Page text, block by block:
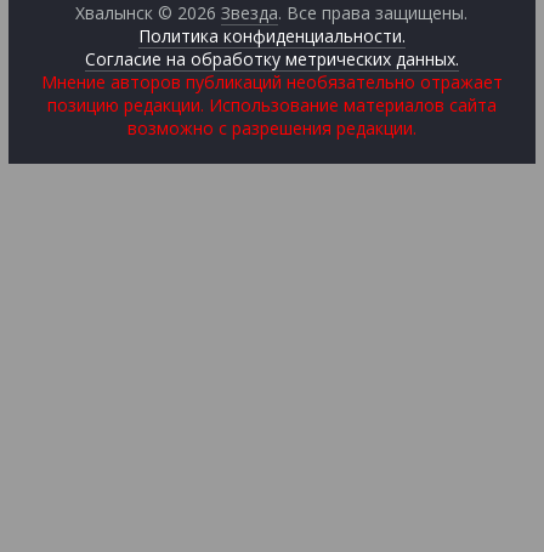
Хвалынск © 2026Звезда. Все права защищены.
Политика конфиденциальности.
Согласие на обработку метрических данных.
Мнение авторов публикаций необязательно отражает
позицию редакции. Использование материалов сайта
возможно с разрешения редакции.